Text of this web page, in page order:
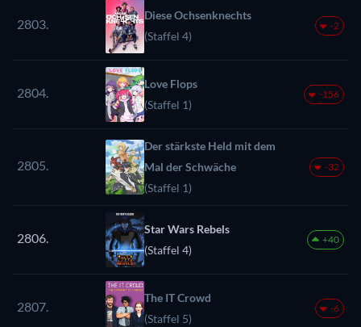
2803.
Diese Ochsenknechts
(Staffel 4)
-2
2804.
Love Flops
(Staffel 1)
-156
2805.
Der stärkste Held mit dem
Mal der Schwäche
(Staffel 1)
-32
2806.
Star Wars Rebels
(Staffel 4)
+40
2807.
The IT Crowd
(Staffel 5)
-6